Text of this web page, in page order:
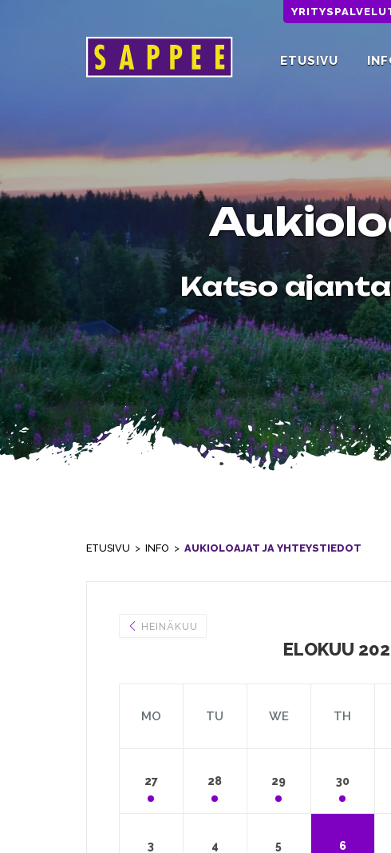
Päävalikko ETUSIVU
Katso
ETUSIVU > INFO > AUKIOLOAJAT JA YHTEYSTIEDOT
HEINÄKUU
ELOKUU
MO TU WE TH
27 28 29 30
3 4 5 6